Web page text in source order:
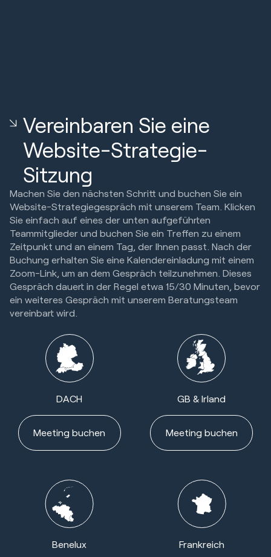
Vereinbaren Sie eine
Website-Strategie-
Sitzung
Machen Sie den nächsten Schritt und buchen Sie ein
Website-Strategiegespräch mit unserem Team. Klicken
Sie einfach auf eines der unten aufgeführten
Teammitglieder und buchen Sie ein Treffen zu einem
Zeitpunkt und an einem Tag, der Ihnen passt. Nach der
Buchung erhalten Sie eine Kalendereinladung mit einem
Zoom-Link, um an dem Gespräch teilzunehmen. Dieses
Gespräch dauert in der Regel etwa 15/30 Minuten, bevor
ein weiteres Gespräch mit unserem Beratungsteam
vereinbart wird.
GB & Irland
Meeting buchen
DACH
Meeting buchen
Benelux Frankreich